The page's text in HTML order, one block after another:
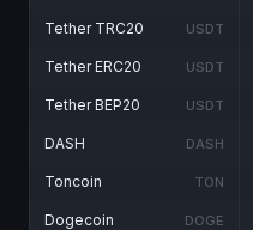
Tether TRC20 USDT
Tether ERC20 USDT
Tether BEP20 USDT
DASH DASH
Toncoin TON
Dogecoin DOGE